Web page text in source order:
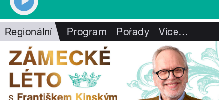
Regionální Program Pořady Více…